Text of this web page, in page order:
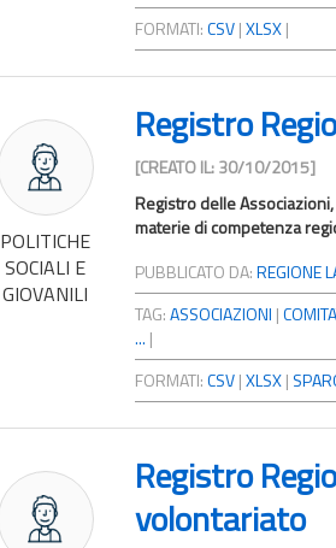
FORMATI:CSV |XLSX |
POLITICHE
SOCIALI E
GIOVANILI
Registro
[CREATO IL: 30/10/2015]
Registro delle
materie di competenza
PUBBLICATO DA:REGIONE
TAG:ASSOCIAZIONI |
... |
FORMATI:CSV |XLSX |
Registro
volontariato